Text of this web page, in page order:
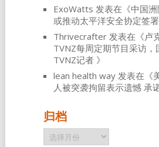
ExoWatts 发表在《中国
或推动太平洋安全协定签署
Thrivecrafter发表在《卢
TVNZ每周定期节目采访，
TVNZ记者 》
lean health way发表在《
人被突袭拘留表示遗憾 承
归档
归